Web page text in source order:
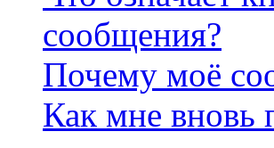
сообщения?
Почему моё
Как мне вновь